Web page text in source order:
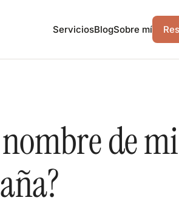
ServiciosBlogSobre mí
de mi